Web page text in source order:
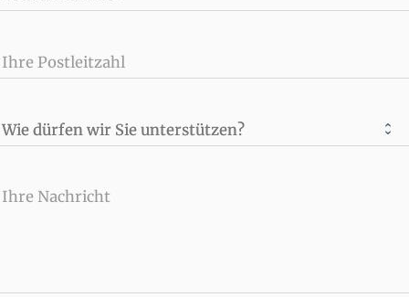
Ihre Postleitzahl
Wie dürfen wir Sie unterstützen?
Ihre Nachricht